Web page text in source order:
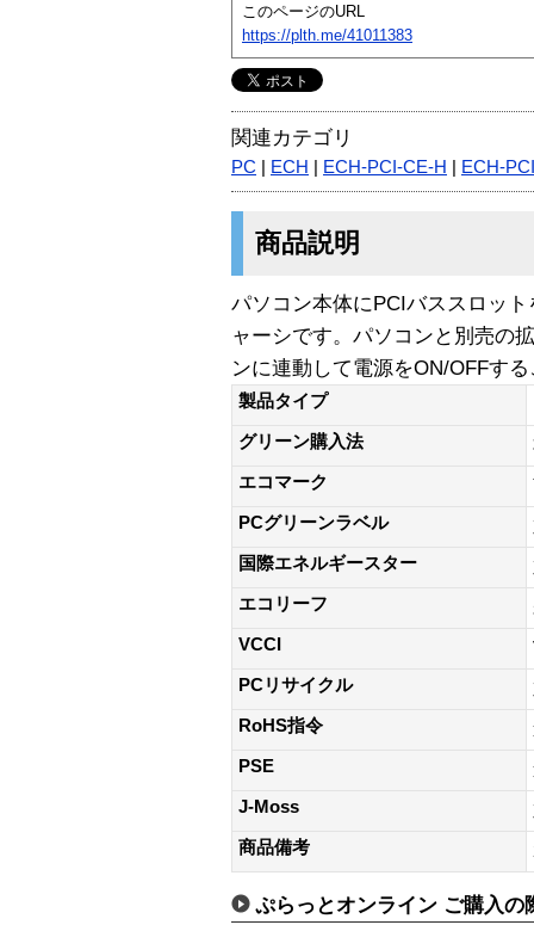
このページのURL
https://plth.me/41011383
関連カテゴリ
PC ECH ECH-PCI-CE-H ECH-
商品説明
パソコン本体にPCIバススロッ
ャーシです。パソコンと別売の
ンに連動して電源をON/OFFす
製品タイプ
グリーン購入法
エコマーク
PCグリーンラベル
国際エネルギースター
エコリーフ
VCCI
PCリサイクル
RoHS指令
PSE
J-Moss
商品備考
ぷらっとオンライン ご購入の